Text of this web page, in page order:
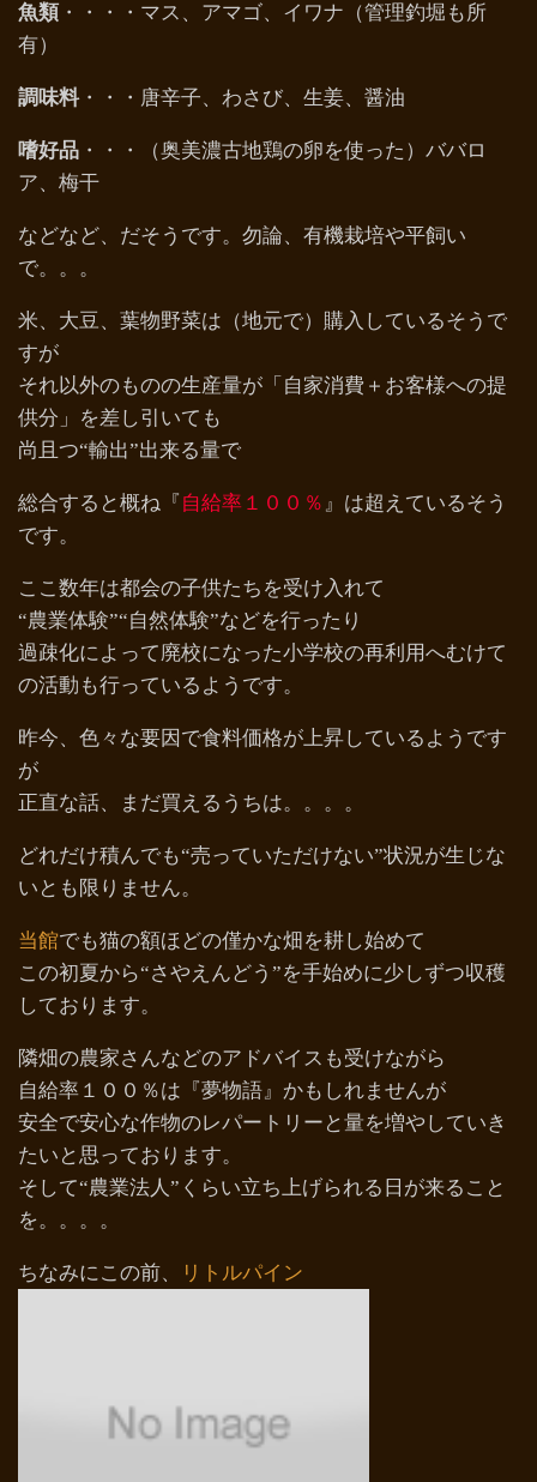
魚類・・・・マス、アマゴ、イワナ（管理釣堀も所
有）
調味料・・・唐辛子、わさび、生姜、醤油
嗜好品 ・・・（奥美濃古地鶏の卵を使った）ババロ
ア、梅干
などなど、だそうです。勿論、有機栽培や平飼い
で。。。
米、大豆、葉物野菜は（地元で）購入しているそうで
すが
それ以外のものの生産量が「自家消費＋お客様への提
供分」を差し引いても
尚且つ“輸出”出来る量で
総合すると概ね『 自給率１００％ 』は超えているそう
です。
ここ数年は都会の子供たちを受け入れて
“農業体験”“自然体験”などを行ったり
過疎化によって廃校になった小学校の再利用へむけて
の活動も行っているようです。
昨今、色々な要因で食料価格が上昇しているようです
が
正直な話、まだ買えるうちは。。。。
どれだけ積んでも“売っていただけない”状況が生じな
いとも限りません。
当館でも猫の額ほどの僅かな畑を耕し始めて
この初夏から“さやえんどう”を手始めに少しずつ収穫
しております。
隣畑の農家さんなどのアドバイスも受けながら
自給率１００％は『夢物語』かもしれませんが
安全で安心な作物のレパートリーと量を増やしていき
たいと思っております。
そして“農業法人”くらい立ち上げられる日が来ること
を。。。。
ちなみにこの前、 リトルパイン